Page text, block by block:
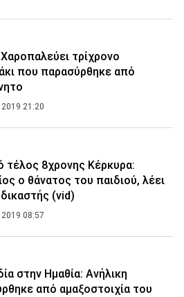
τρίχρονο
που παρασύρθηκε από
2019 21:20
τέλος 8χρονης Κέρκυρα:
ο θάνατος του παιδιού, λέει
(vid)
2019 08:57
στην Ημαθία: Ανήλικη
από αμαξοστοιχία του